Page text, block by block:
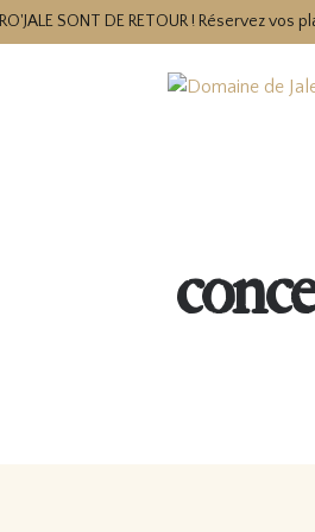
SONT DE RETOUR ! Réservez